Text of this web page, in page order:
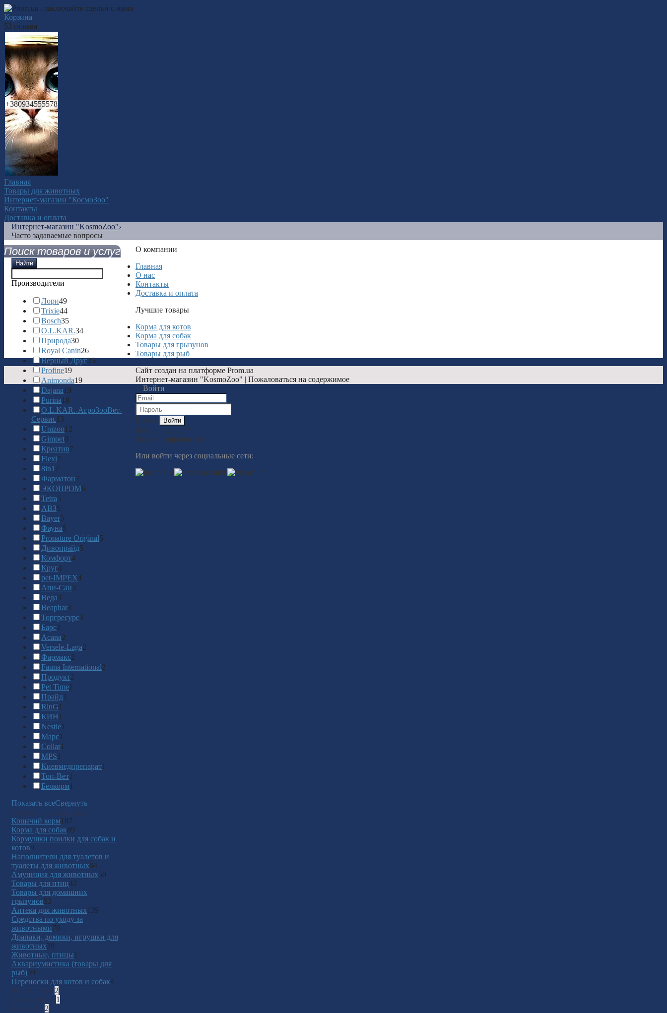
Корзина
53 отзыва
+380934555578
Главная
Товары для животных
Интернет-магазин "КосмоЗоо"
Контакты
Доставка и оплата
Интернет-магазин "KosmoZoo"›
Часто задаваемые вопросы
Поиск товаров и услуг
Найти
Производители
Лори49
Trixie44
Bosch35
O.L.KAR.34
Природа30
Royal Canin26
Верный Друг25
Profine19
Animonda19
Dajana19
Purina18
О.L.KAR.-АгроЗооВет-
Сервис13
Unizoo12
Gimpet9
Креатив7
Flexi7
8in1 7
Фарматон7
ЭКОПРОМ6
Tetra5
АВЗ5
Bayer5
Фауна5
Pronature Original5
Дивопрайд5
Комфорт4
Круг4
pet-IMPEX4
Апи-Сан3
Веда3
Beaphar3
Торгресурс3
Барс2
Acana2
Versele-Laga2
Фармакс2
Fauna International2
Продукт2
Pet Time2
Прайд1
RinG1
КИН1
Nestle1
Марс1
Collar1
MPS1
Киевмедпрепарат1
Топ-Вет1
Белкорм1
Показать всеСвернуть
Кошачий корм107
Корма для собак89
Кормушки поилки для собак и
котов9
Наполнители для туалетов и
туалеты для животных64
Амуниция для животных50
Товары для птиц42
Товары для домашних
грызунов53
Аптека для животных139
Средства по уходу за
животными70
Драпаки, домики, игрушки для
животных39
Животные, птицы1
Аквариумистика (товары для
рыб)49
Переноски для котов и собак4
2
1
2
О компании
Главная
О нас
Контакты
Доставка и оплата
Лучшие товары
Корма для котов
Корма для собак
Товары для грызунов
Товары для рыб
Сайт создан на платформе Prom.ua
Интернет-магазин "KosmoZoo" | Пожаловаться на содержимое
× Войти
Войти
Забыли пароль?
Зарегистрироваться
Или войти через социальные сети: